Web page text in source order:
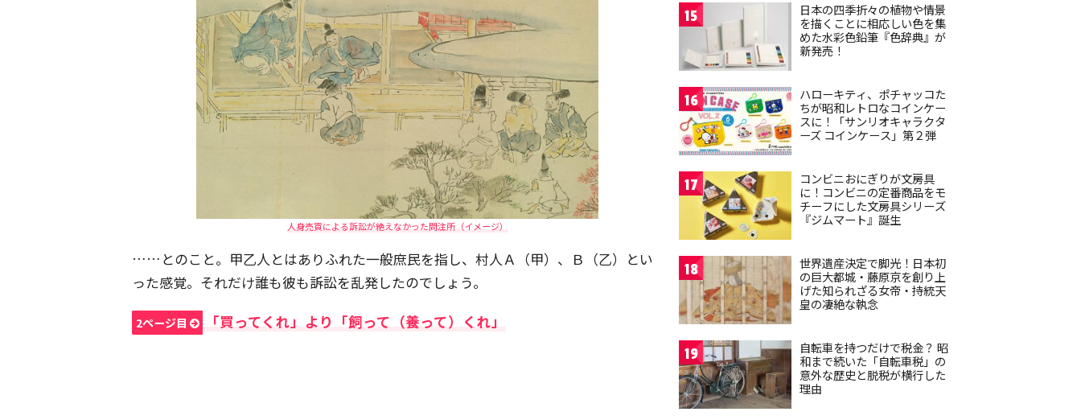
人身売買による訴訟が絶えなかった問注所（イメージ）
……とのこと。甲乙人とはありふれた一般庶民を指し、村人Ａ（甲）、Ｂ（乙）とい
った感覚。それだけ誰も彼も訴訟を乱発したのでしょう。
2ページ目 「買ってくれ」より「飼って（養って）くれ」
15
日本の四季折々の植物や情景
を描くことに相応しい色を集
めた水彩色鉛筆『色辞典』が
新発売！
16
ハローキティ、ポチャッコた
ちが昭和レトロなコインケー
スに！「サンリオキャラクタ
ーズ コインケース」第２弾
17
コンビニおにぎりが文房具
に！コンビニの定番商品をモ
チーフにした文房具シリーズ
『ジムマート』誕生
18
世界遺産決定で脚光！日本初
の巨大都城・藤原京を創り上
げた知られざる女帝・持統天
皇の凄絶な執念
19
自転車を持つだけで税金？ 昭
和まで続いた「自転車税」の
意外な歴史と脱税が横行した
理由